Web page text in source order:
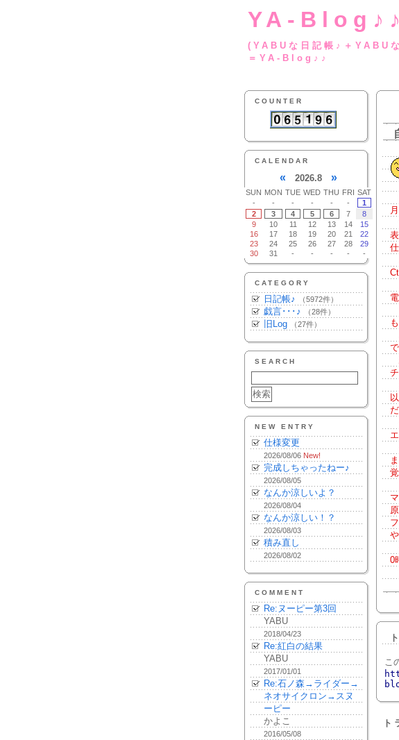
YA-
(YABUな日記
＝YA-Blog♪♪
COUNTER
CALENDAR
« 2026.8 »
SUN MON TUE WED THU FRI SAT
-
- - - - -
1
2
3 4 5 6 7
8
9
10 11 12 13 14
15
16
17 18 19 20 21
22
23
24 25 26 27 28
29
30
31 - - - - -
CATEGORY
日記帳♪ （5972件）
戯言･･･♪ （28件）
旧Log （27件）
SEARCH
NEW ENTRY
仕様変更
2026/08/06 New!
完成しちゃったねー♪
2026/08/05
なんか涼しいよ？
2026/08/04
なんか涼しい！？
2026/08/03
積み直し
2026/08/02
COMMENT
Re:ヌーピー第3回
YABU
2018/04/23
Re:紅白の結果
YABU
2017/01/01
Re:石ノ森→ライダー→
ネオサイクロン→スヌ
ーピー
かよこ
2016/05/08
0
こ
ト